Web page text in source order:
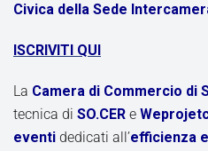
Civica della Sede
ISCRIVITI QUI
La Camera di Commercio di
tecnica di SO.CER e
eventi dedicati all’efficienza